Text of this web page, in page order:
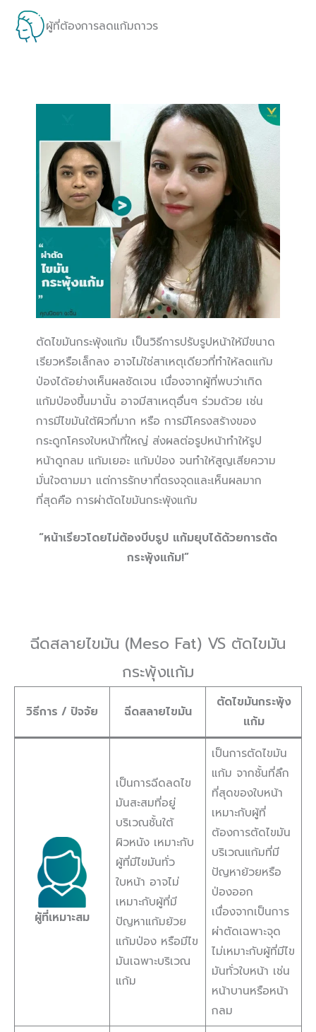
ผู้ที่ต้องการลดแก้มถาวร
ตัดไขมันกระพุ้งแก้ม เป็นวิธีการปรับรูปหน้าให้มีขนาด
เรียวหรือเล็กลง อาจไม่ใช่สาเหตุเดียวที่ทำให้ลดแก้ม
ป่องได้อย่างเห็นผลชัดเจน เนื่องจากผู้ที่พบว่าเกิด
แก้มป่องขึ้นมานั้น อาจมีสาเหตุอื่นๆ ร่วมด้วย เช่น
การมีไขมันใต้ผิวที่มาก หรือ การมีโครงสร้างของ
กระดูกโครงใบหน้าที่ใหญ่ ส่งผลต่อรูปหน้าทำให้รูป
หน้าดูกลม แก้มเยอะ แก้มป่อง จนทำให้สูญเสียความ
มั่นใจตามมา แต่การรักษาที่ตรงจุดและเห็นผลมาก
ที่สุดคือ การผ่าตัดไขมันกระพุ้งแก้ม
“หน้าเรียวโดยไม่ต้องบีบรูป แก้มยุบได้ด้วยการตัด
กระพุ้งแก้ม!”
ฉีดสลายไขมัน (Meso Fat) VS ตัดไขมัน
กระพุ้งแก้ม
วิธีการ / ปัจจัย ฉีดสลายไขมัน
ตัดไขมันกระพุ้ง
แก้ม
ผู้ที่เหมาะสม
เป็นการฉีดลดไข
มันสะสมที่อยู่
บริเวณชั้นใต้
ผิวหนัง เหมาะกับ
ผู้ที่มีไขมันทั่ว
ใบหน้า อาจไม่
เหมาะกับผู้ที่มี
ปัญหาแก้มย้วย
แก้มป่อง หรือมีไข
มันเฉพาะบริเวณ
แก้ม
เป็นการตัดไขมัน
แก้ม จากชั้นที่ลึก
ที่สุดของใบหน้า
เหมาะกับผู้ที่
ต้องการตัดไขมัน
บริเวณแก้มที่มี
ปัญหาย้วยหรือ
ป่องออก
เนื่องจากเป็นการ
ผ่าตัดเฉพาะจุด
ไม่เหมาะกับผู้ที่มีไข
มันทั่วใบหน้า เช่น
หน้าบานหรือหน้า
กลม